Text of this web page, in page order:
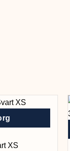
XS